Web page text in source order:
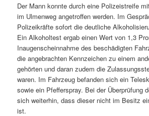
Der Mann konnte durch eine Polizeistreife
im Ulmenweg angetroffen werden. Im
Polizeikräfte sofort die deutliche
Ein Alkoholtest ergab einen Wert von 1,3
Inaugenscheinnahme des beschädigten
die angebrachten Kennzeichen zu einem
gehörten und daran zudem die
waren. Im Fahrzeug befanden sich ein
sowie ein Pfefferspray. Bei der Überprüfung
sich weiterhin, dass dieser nicht im Besitz
ist.